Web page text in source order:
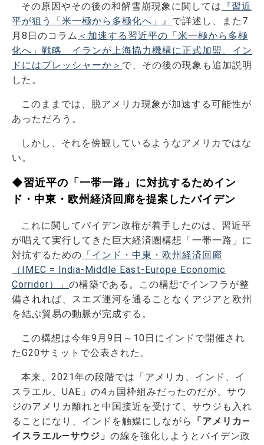
その原因やその後の和解雪崩現象に関しては 『習近
平が狙う「米一極から多極化へ」』 で詳述し、また7
月8日のコラム ＜加速する習近平の「米一極から多極
化へ」戦略 イランが上海協力機構に正式加盟、イン
ドにはプレッシャーか＞ で、その後の現象も追加説明
した。
このままでは、脱アメリカ現象が加速する可能性が
あっただろう。
しかし、それを傍観しているようなアメリカではな
い。
◆習近平の「一帯一路」に対抗するためイン
ド・中東・欧州経済回廊を提案したバイデン
これに関してバイデン政権が着手したのは、習近平
が唱えて実行してきた巨大経済圏構想「一帯一路」に
対抗するための 「インド・中東・欧州経済回廊
（IMEC = India-Middle East-Europe Economic
Corridor）」 の構築である。この構想でインフラが整
備されれば、スエズ運河を通ることなくアジアと欧州
を結ぶ貿易の動脈が完成する。
この構想は今年9月9日～10日にインドで開催され
たG20サミットで公表された。
本来、2021年の段階では「アメリカ、インド、イ
スラエル、UAE」の4ヵ国枠組みだったのだが、サウ
ジのアメリカ離れと中国接近を受けて、サウジも入れ
ることになり、インドを触媒にしながら
「アメリカ―
イスラエル―サウジ」 の線を強化しようとバイデン政